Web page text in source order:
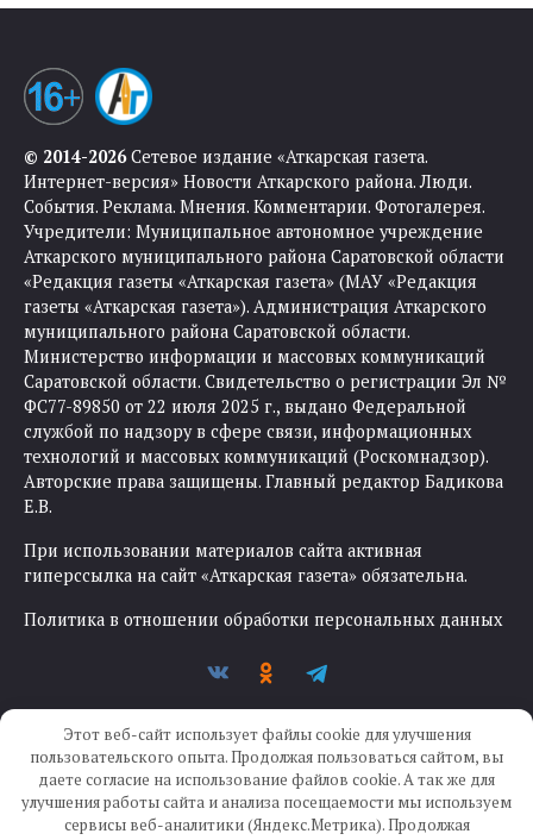
© 2014-2026Сетевое издание «Аткарская газета.
Интернет-версия» Новости Аткарского района. Люди.
События. Реклама. Мнения. Комментарии. Фотогалерея.
Учредители: Муниципальное автономное учреждение
Аткарского муниципального района Саратовской области
«Редакция газеты «Аткарская газета» (МАУ «Редакция
газеты «Аткарская газета»). Администрация Аткарского
муниципального района Саратовской области.
Министерство информации и массовых коммуникаций
Саратовской области. Свидетельство о регистрации Эл №
ФС77-89850 от 22 июля 2025 г., выдано Федеральной
службой по надзору в сфере связи, информационных
технологий и массовых коммуникаций (Роскомнадзор).
Авторские права защищены. Главный редактор Бадикова
Е.В.
При использовании материалов сайта активная
гиперссылка на сайт «Аткарская газета» обязательна.
Политика в отношении обработки персональных данных
Создание сайта —IKWEB
Этот веб-сайт использует файлы cookie для улучшения
пользовательского опыта. Продолжая пользоваться сайтом, вы
даете согласие на использование файлов cookie. А так же для
улучшения работы сайта и анализа посещаемости мы используем
сервисы веб-аналитики (Яндекс.Метрика). Продолжая